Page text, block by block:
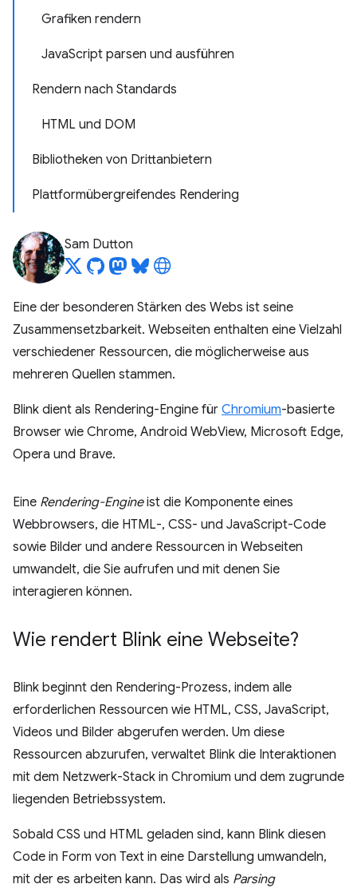
Grafiken rendern
JavaScript parsen und ausführen
Rendern nach Standards
HTML und DOM
Bibliotheken von Drittanbietern
Plattformübergreifendes Rendering
Sam Dutton
Eine der besonderen Stärken des Webs ist seine
Zusammensetzbarkeit. Webseiten enthalten eine Vielzahl
verschiedener Ressourcen, die möglicherweise aus
mehreren Quellen stammen.
Blink dient als Rendering-Engine für Chromium-basierte
Browser wie Chrome, Android WebView, Microsoft Edge,
Opera und Brave.
Eine Rendering-Engineist die Komponente eines
Webbrowsers, die HTML-, CSS- und JavaScript-Code
sowie Bilder und andere Ressourcen in Webseiten
umwandelt, die Sie aufrufen und mit denen Sie
interagieren können.
Wie rendert Blink eine Webseite?
Blink beginnt den Rendering-Prozess, indem alle
erforderlichen Ressourcen wie HTML, CSS, JavaScript,
Videos und Bilder abgerufen werden. Um diese
Ressourcen abzurufen, verwaltet Blink die Interaktionen
mit dem Netzwerk-Stack in Chromium und dem zugrunde
liegenden Betriebssystem.
Sobald CSS und HTML geladen sind, kann Blink diesen
Code in Form von Text in eine Darstellung umwandeln,
mit der es arbeiten kann. Das wird als Parsing